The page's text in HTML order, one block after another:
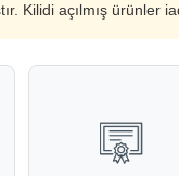
Kilidi açılmış ürünler